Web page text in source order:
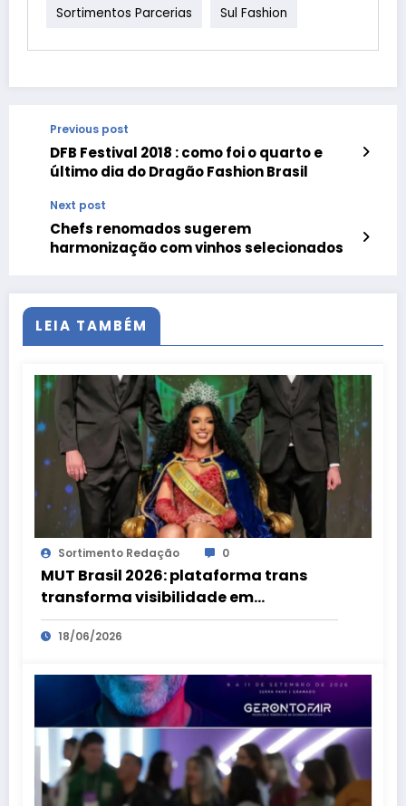
Sortimentos Parcerias Sul Fashion
Previous post
DFB Festival 2018 : como foi o quarto e
último dia do Dragão Fashion Brasil
Next post
Chefs renomados sugerem
harmonização com vinhos selecionados
LEIA TAMBÉM
Sortimento Redação 0
MUT Brasil 2026: plataforma trans
transforma visibilidade em
oportunidades
18/06/2026